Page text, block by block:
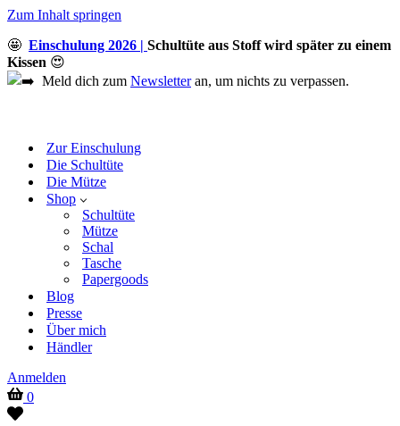
Zum Inhalt springen
🤩 Einschulung 2026 | Schultüte aus Stoff wird später zu einem
Kissen 😍
Meld dich zum Newsletteran, um nichts zu verpassen.
Zur Einschulung
Die Schultüte
Die Mütze
Shop
Schultüte
Mütze
Schal
Tasche
Papergoods
Blog
Presse
Über mich
Händler
Anmelden
Warenkorb
0
Wish